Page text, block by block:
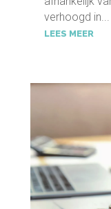
verhoogd in...
LEES MEER